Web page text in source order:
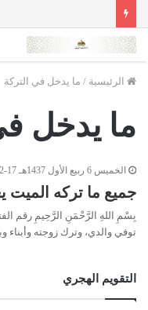
الرئيسية / ما يدخل في التركة
ما يدخل
الخميس 6 ربيع الأول 1437هـ 17-12-2015م
جميع ما تركه الميت
توفي والدي، وترك زوجته وأبناء
التقويم الهجري